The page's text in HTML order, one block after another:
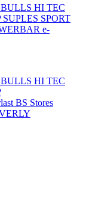
BULLS HI TEC
SUPLES SPORT
e-
BULLS HI TEC
BS Stores